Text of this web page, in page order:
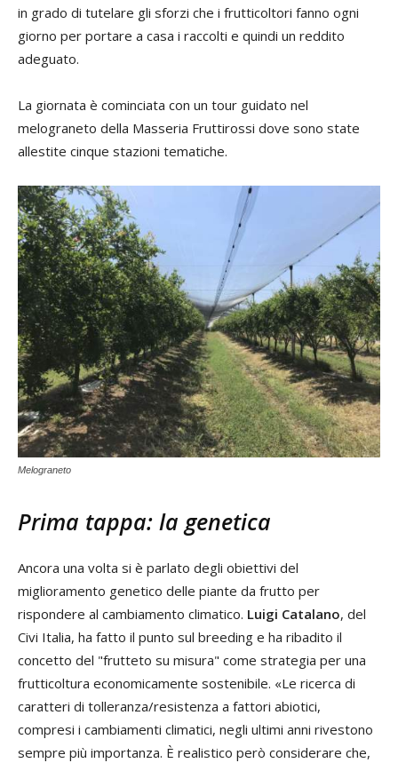
in grado di tutelare gli sforzi che i frutticoltori fanno ogni
giorno per portare a casa i raccolti e quindi un reddito
adeguato.
La giornata è cominciata con un tour guidato nel
melograneto della Masseria Fruttirossi dove sono state
allestite cinque stazioni tematiche.
Melograneto
Prima tappa: la genetica
Ancora una volta si è parlato degli obiettivi del
miglioramento genetico delle piante da frutto per
rispondere al cambiamento climatico. Luigi Catalano, del
Civi Italia, ha fatto il punto sul breeding e ha ribadito il
concetto del "frutteto su misura" come strategia per una
frutticoltura economicamente sostenibile. «Le ricerca di
caratteri di tolleranza/resistenza a fattori abiotici,
compresi i cambiamenti climatici, negli ultimi anni rivestono
sempre più importanza. È realistico però considerare che,